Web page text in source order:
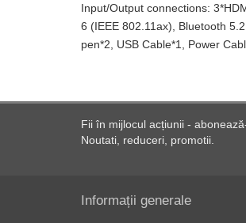
Input/Output connections:
6 (IEEE 802.11ax), Bluetooth
pen*2, USB Cable*1, Power
Fii în mijlocul acțiunii -
Noutati, reduceri, promotii.
Informații generale